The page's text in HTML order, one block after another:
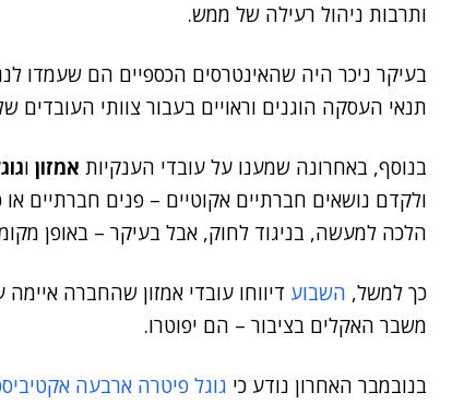
ותרבות ניהול רעילה של ממש.
בעיקר ניכר היה שהאינטרסים הכספיים הם שעמדו
תנאי העסקה הוגנים וראויים בעבור צוותי
בנוסף, באחרונה שמענו על עובדי הענקיות אמזון ו
ולקדם נושאים חברתיים אקוטיים – פנים חברתיים או
הלכה למעשה, בניגוד לחוק, אבל בעיקר – באופן
כך למשל, השבוע דיווחו עובדי אמזון שהחברה
משבר האקלים בציבור – הם יפוטרו.
בנובמבר האחרון נודע כי גוגל פיטרה ארבעה